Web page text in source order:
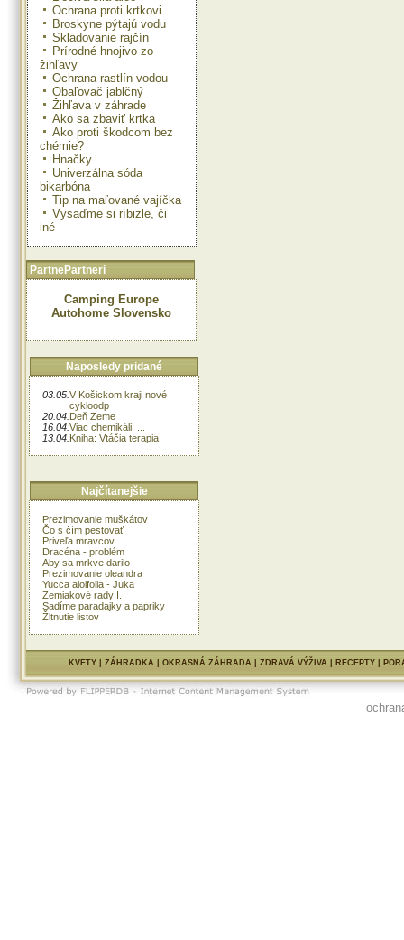
Ochrana proti krtkovi
Broskyne pýtajú vodu
Skladovanie rajčín
Prírodné hnojivo zo
žihľavy
Ochrana rastlín vodou
Obaľovač jablčný
Žihľava v záhrade
Ako sa zbaviť krtka
Ako proti škodcom bez
chémie?
Hnačky
Univerzálna sóda
bikarbóna
Tip na maľované vajíčka
Vysaďme si ríbizle, či
iné
PartnePartneri
Camping Europe
Autohome Slovensko
Naposledy pridané
03.05. V Košickom kraji nové
cykloodp
20.04. Deň Zeme
16.04. Viac chemikálií ...
13.04. Kniha: Vtáčia terapia
Najčítanejšie
Prezimovanie muškátov
Čo s čím pestovať
Priveľa mravcov
Dracéna - problém
Aby sa mrkve darilo
Prezimovanie oleandra
Yucca aloifolia - Juka
Zemiakové rady I.
Sadíme paradajky a papriky
Žltnutie listov
KVETY| ZÁHRADKA| OKRASNÁ ZÁHRADA| ZDRAVÁ VÝŽIVA| RECEPTY|